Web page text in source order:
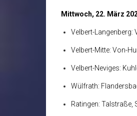
Mittwoch, 22. März
Velbert-
Velbert-Mitte: Von-
Velbert-Neviges:
Wülfrath:
Ratingen: Talstraße,